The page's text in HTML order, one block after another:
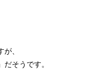
、
そうです。